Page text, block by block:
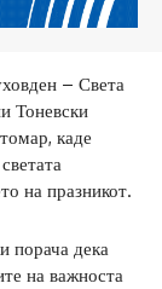
– Света
Тоневски
каде
на празникот.
порача дека
на важноста